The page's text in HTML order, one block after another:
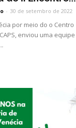
- 30 de setembro de 2022
por meio do o Centro
enviou uma equipe